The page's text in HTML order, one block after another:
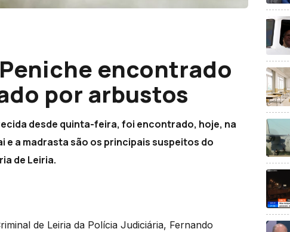
encontrado
por arbustos
desde quinta-feira, foi encontrado, hoje, na
e a madrasta são os principais suspeitos do
de Leiria.
de Leiria da Polícia Judiciária, Fernando